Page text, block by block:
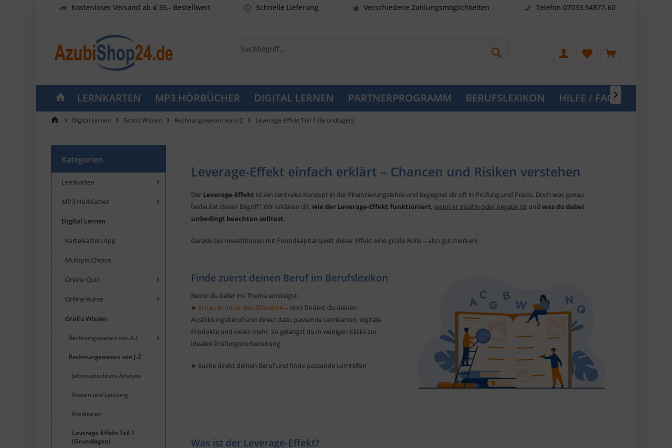
Kostenloser Versand ab € 35,- Bestellwert Schnelle Lieferung Verschiedene Zahlungsmöglichkeiten Telefon 07033 54877-60
LERNKARTEN MP3 HÖRBÜCHER DIGITAL LERNEN PARTNERPROGRAMM BERUFSLEXIKON HILFE / FAQ
Digital Lernen Gratis Wissen Rechnungswesen von J-Z Leverage-Effekt Teil 1 (Grundlagen)
Kategorien
Lernkarten
MP3 Hörbücher
Digital Lernen
Karteikarten App
Multiple Choice
Online Quiz
Online Kurse
Gratis Wissen
Rechnungswesen von A-I
Rechnungswesen von J-Z
Jahresabschluss-Analyse
Kosten und Leistung
Kreditoren
Leverage-Effekt Teil 1
(Grundlagen)
Leverage-Effekt einfach erklärt – Chancen und Risiken verstehen
Der Leverage-Effekt ist ein zentrales Konzept in der Finanzierungslehre und begegnet dir oft in Prüfung und Praxis. Doch was genau
bedeutet dieser Begriff? Wir erklären dir, wie der Leverage-Effekt funktioniert, wann er positiv oder negativ ist und was du dabei
unbedingt beachten solltest.
Gerade bei Investitionen mit Fremdkapital spielt dieser Effekt eine große Rolle – also gut merken!
Finde zuerst deinen Beruf im Berufslexikon
Bevor du tiefer ins Thema einsteigst:
➤ Schau in unser Berufslexikon – dort findest du deinen
Ausbildungsberuf und direkt dazu passende Lernkarten, digitale
Produkte und vieles mehr. So gelangst du in wenigen Klicks zur
idealen Prüfungsvorbereitung.
➤ Suche direkt deinen Beruf und finde passende Lernhilfen
Was ist der Leverage-Effekt?